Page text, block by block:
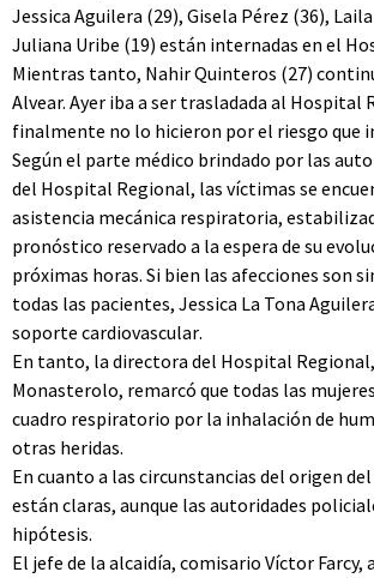
Jessica Aguilera (29), Gisela Pérez (36),
Juliana Uribe (19) están internadas en el
Mientras tanto, Nahir Quinteros (27)
Alvear. Ayer iba a ser trasladada al Hospital
finalmente no lo hicieron por el riesgo que
Según el parte médico brindado por las
del Hospital Regional, las víctimas se
asistencia mecánica respiratoria,
pronóstico reservado a la espera de su
próximas horas. Si bien las afecciones son
todas las pacientes, Jessica La Tona
soporte cardiovascular.
En tanto, la directora del Hospital
Monasterolo, remarcó que todas las
cuadro respiratorio por la inhalación de
otras heridas.
En cuanto a las circunstancias del origen
están claras, aunque las autoridades
hipótesis.
El jefe de la alcaidía, comisario Víctor Farcy,